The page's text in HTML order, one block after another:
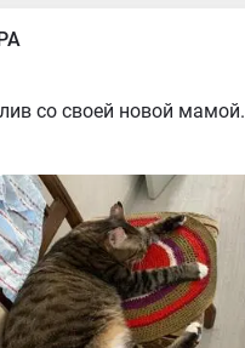
со своей новой мамой.